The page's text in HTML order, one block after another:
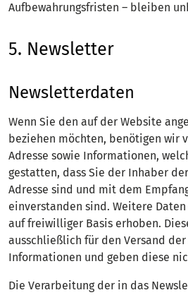
Aufbewahrungsfristen – bleiben
5. Newsletter
Newsletter­daten
Wenn Sie den auf der Website
beziehen möchten, benötigen wir
Adresse sowie Informationen,
gestatten, dass Sie der Inhaber
Adresse sind und mit dem
einverstanden sind. Weitere
auf freiwilliger Basis erhoben.
ausschließlich für den Versand
Informationen und geben diese
Die Verarbeitung der in das